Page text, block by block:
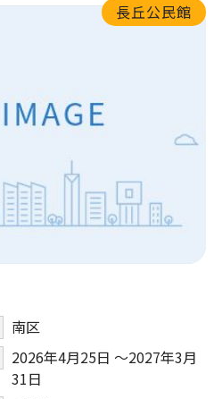
長丘公民館
南区
2026年4月25日 ～2027年3月
31日